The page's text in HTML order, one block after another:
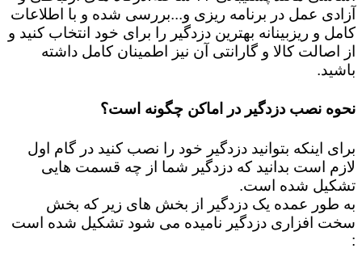
آزادی عمل در برنامه ریزی و...بررسی شده و با اطلاعات
کامل و ریزبینانه بهترین دزدگیر را برای خود انتخاب کنید و
از اصالت کالا و گارانتی آن نیز اطمینان کامل داشته
باشید.
نحوه نصب دزدگیر در اماکن چگونه است؟
برای اینکه بتوانید دزدگیر خود را نصب کنید در گام اول
لازم است بدانید که دزدگیر شما از چه قسمت هایی
تشکیل شده است.
به طور عمده یک دزدگیر از بخش های زیر که بخش
سخت افزاری دزدگیر نامیده می شود تشکیل شده است
: